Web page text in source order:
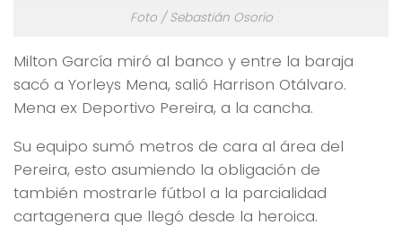
Foto / Sebastián Osorio
Milton García miró al banco y entre la baraja
sacó a Yorleys Mena, salió Harrison Otálvaro.
Mena ex Deportivo Pereira, a la cancha.
Su equipo sumó metros de cara al área del
Pereira, esto asumiendo la obligación de
también mostrarle fútbol a la parcialidad
cartagenera que llegó desde la heroica.